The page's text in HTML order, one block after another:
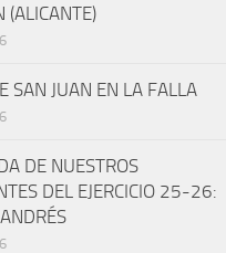
(ALICANTE)
SAN JUAN EN LA FALLA
DE NUESTROS
DEL EJERCICIO 25-26: